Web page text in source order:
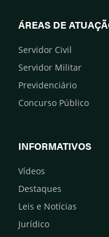
ÁREAS DE
Servidor Civil
Servidor Militar
Previdenciário
Concurso Público
INFORMATIVOS
Vídeos
Destaques
Leis e Notícias
Jurídico